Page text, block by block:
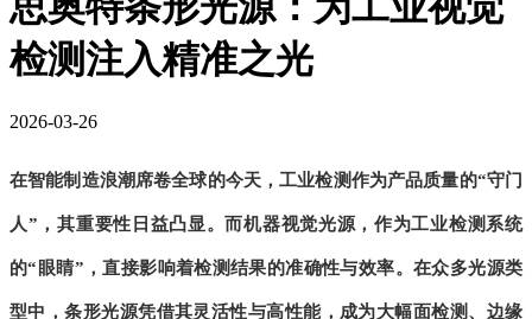
检测注入精准之光
2026-03-26
在智能制造浪潮席卷全球的今天，工业检测作为产品质量的“守门
人”，其重要性日益凸显。而机器视觉光源，作为工业检测系统
的“眼睛”，直接影响着检测结果的准确性与效率。在众多光源类
型中，条形光源凭借其灵活性与高性能，成为大幅面检测、边缘